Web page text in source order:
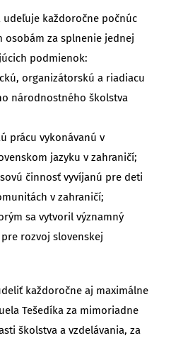
udeľuje každoročne počnúc
osobám za splnenie jednej
podmienok:
organizátorskú a riadiacu
národnostného školstva
prácu vykonávanú v
jazyku v zahraničí;
činnosť vyvíjanú pre deti
v zahraničí;
sa vytvoril významný
rozvoj slovenskej
každoročne aj maximálne
Tešedíka za mimoriadne
školstva a vzdelávania, za